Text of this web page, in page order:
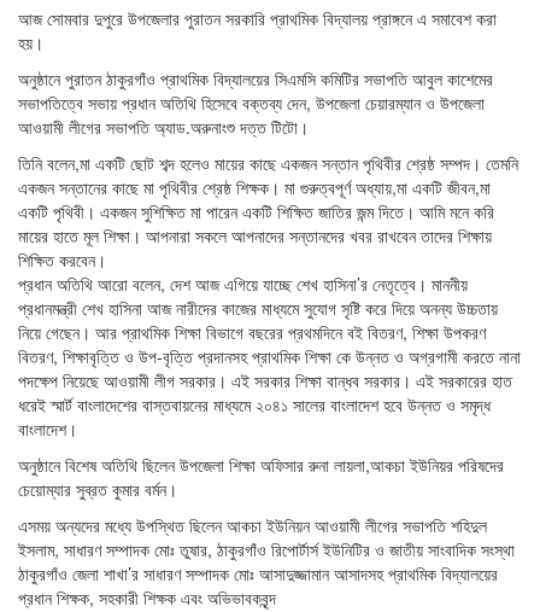
আজ সোমবার দুপুরে উপজেলার পুরাতন সরকারি প্রাথমিক বিদ্যালয় প্রাঙ্গনে এ সমাবেশ করা
হয়।
অনুষ্ঠানে পুরাতন ঠাকুরগাঁও প্রাথমিক বিদ্যালয়ের সিএমসি কমিটির সভাপতি আবুল কাশেমের
সভাপতিত্বে সভায় প্রধান অতিথি হিসেবে বক্তব্য দেন, উপজেলা চেয়ারম্যান ও উপজেলা
আওয়ামী লীগের সভাপতি অ্যাড.অরুনাংশু দত্ত টিটো।
তিনি বলেন,মা একটি ছোট শব্দ হলেও মায়ের কাছে একজন সন্তান পৃথিবীর শ্রেষ্ঠ সম্পদ। তেমনি
একজন সন্তানের কাছে মা পৃথিবীর শ্রেষ্ঠ শিক্ষক। মা গুরুত্বপূর্ণ অধ্যায়,মা একটি জীবন,মা
একটি পৃথিবী। একজন সুশিক্ষিত মা পারেন একটি শিক্ষিত জাতির জন্ম দিতে। আমি মনে করি
মায়ের হাতে মূল শিক্ষা। আপনারা সকলে আপনাদের সন্তানদের খবর রাখবেন তাদের শিক্ষায়
শিক্ষিত করবেন।
প্রধান অতিথি আরো বলেন, দেশ আজ এগিয়ে যাচ্ছে শেখ হাসিনা’র নেতৃত্বে। মাননীয়
প্রধানমন্ত্রী শেখ হাসিনা আজ নারীদের কাজের মাধ্যমে সুযোগ সৃষ্টি করে দিয়ে অনন্য উচ্চতায়
নিয়ে গেছেন। আর প্রাথমিক শিক্ষা বিভাগে বছরের প্রথমদিনে বই বিতরণ, শিক্ষা উপকরণ
বিতরণ, শিক্ষাবৃত্তি ও উপ-বৃত্তি প্রদানসহ প্রাথমিক শিক্ষা কে উন্নত ও অগ্রগামী করতে নানা
পদক্ষেপ নিয়েছে আওয়ামী লীগ সরকার। এই সরকার শিক্ষা বান্ধব সরকার। এই সরকারের হাত
ধরেই স্মার্ট বাংলাদেশের বাস্তবায়নের মাধ্যমে ২০৪১ সালের বাংলাদেশ হবে উন্নত ও সমৃদ্ধ
বাংলাদেশ।
অনুষ্ঠানে বিশেষ অতিথি ছিলেন উপজেলা শিক্ষা অফিসার রুনা লায়লা,আকচা ইউনিয়র পরিষদের
চেয়ােম্যার সুব্রত কুমার বর্মন।
এসময় অন্যদের মধ্যে উপস্থিত ছিলেন আকচা ইউনিয়ন আওয়ামী লীগের সভাপতি শহিদুল
ইসলাম, সাধারণ সম্পাদক মোঃ তুষার, ঠাকুরগাঁও রিপোর্টার্স ইউনিটির ও জাতীয় সাংবাদিক সংস্থা
ঠাকুরগাঁও জেলা শাখা’র সাধারণ সম্পাদক মোঃ আসাদুজ্জামান আসাদসহ প্রাথমিক বিদ্যালয়ের
প্রধান শিক্ষক, সহকারী শিক্ষক এবং অভিভাবকবৃন্দ